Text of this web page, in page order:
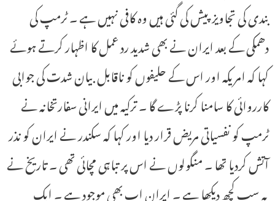
بندی کی تجاویز پیش کی گئی ہیں وہ کافی نہیں ہے ۔ ٹرمپ کی
دھمکی کے بعد ایران نے بھی شدید رد عمل کا اظہار کرتے ہوئے
کہا کہ امریکہ اور اس کے حلیفوں کو ناقابل بیان شدت کی جوابی
کارروائی کا سامنا کرنا پڑے گا ۔ ترکیہ میں ایرانی سفارتخانہ نے
ٹرمپ کو نفسیاتی مریض قرار دیا اور کہا کہ سکندر نے ایران کو نذر
آتش کردیا تھا ۔ منگولوں نے اس پر تباہی مچائی تھی ۔ تاریخ نے
یہ سب کچھ دیکھا ہے ۔ ایران اب بھی موجود ہے ۔ ایک